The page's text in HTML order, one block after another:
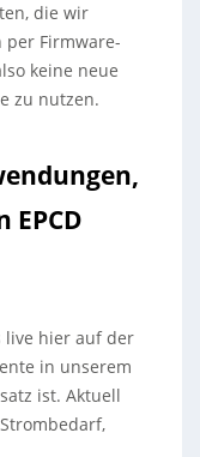
die wir
Firmware-
keine neue
zu nutzen.
live hier auf der
in unserem
ist. Aktuell